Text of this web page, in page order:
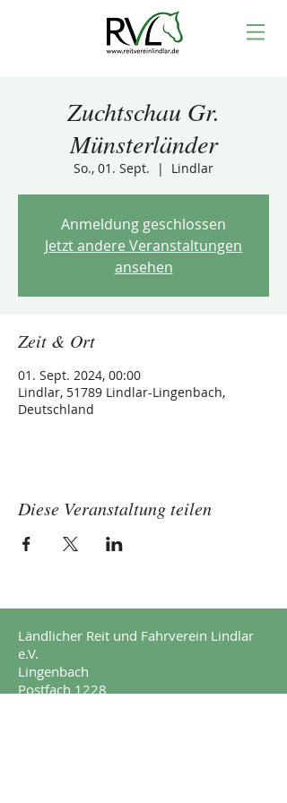
Zuchtschau Gr.
Münsterländer
So., 01. Sept.
  |
Lindlar
Anmeldung geschlossen
Jetzt andere Veranstaltungen
ansehen
Zeit & Ort
01. Sept. 2024, 00:00
Lindlar, 51789 Lindlar-Lingenbach,
Deutschland
Diese Veranstaltung teilen
Ländlicher Reit und Fahrverein Lindlar
e.V.
Lingenbach
Postfach 1228